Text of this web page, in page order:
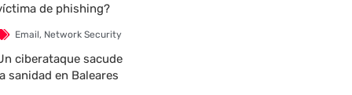
de phishing?
Email, Network Security
ciberataque sacude
sanidad en Baleares